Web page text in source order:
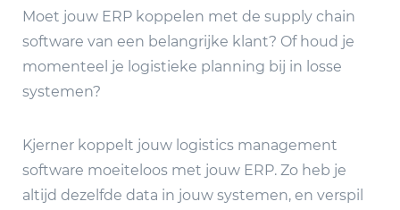
Moet jouw ERP koppelen met de supply chain
software van een belangrijke klant? Of houd je
momenteel je logistieke planning bij in losse
systemen?
Kjerner koppelt jouw logistics management
software moeiteloos met jouw ERP. Zo heb je
altijd dezelfde data in jouw systemen, en verspil